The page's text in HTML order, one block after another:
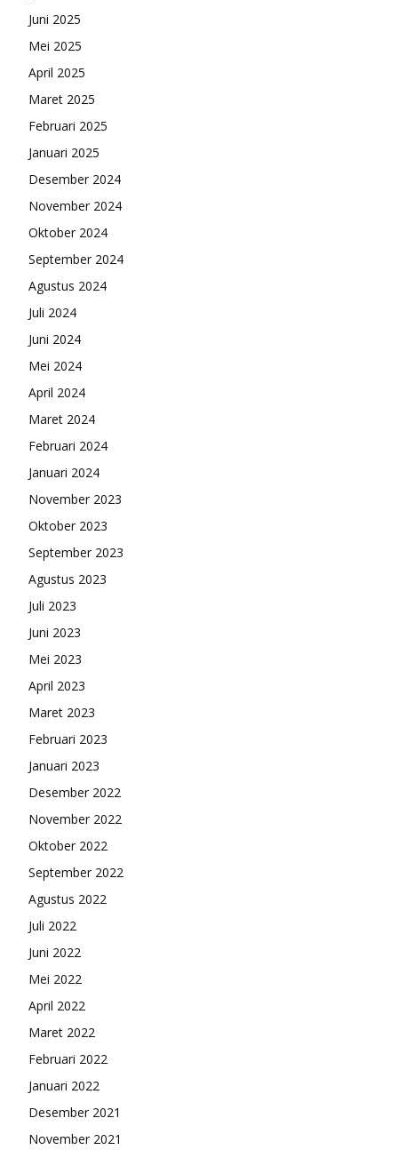
Juni 2025
Mei 2025
April 2025
Maret 2025
Februari 2025
Januari 2025
Desember 2024
November 2024
Oktober 2024
September 2024
Agustus 2024
Juli 2024
Juni 2024
Mei 2024
April 2024
Maret 2024
Februari 2024
Januari 2024
November 2023
Oktober 2023
September 2023
Agustus 2023
Juli 2023
Juni 2023
Mei 2023
April 2023
Maret 2023
Februari 2023
Januari 2023
Desember 2022
November 2022
Oktober 2022
September 2022
Agustus 2022
Juli 2022
Juni 2022
Mei 2022
April 2022
Maret 2022
Februari 2022
Januari 2022
Desember 2021
November 2021